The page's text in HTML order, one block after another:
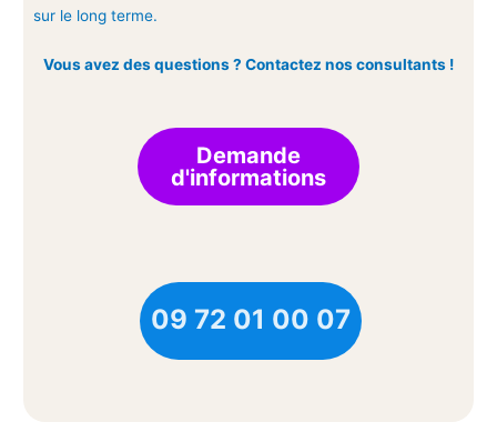
sur le long terme.
Vous avez des questions ? Contactez nos consultants !
Demande
d'informations
09 72 01 00 07